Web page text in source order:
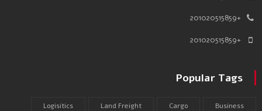
+201020515859
+201020515859
Popular Tags
Business
Cargo
Land Freight
Logisitics